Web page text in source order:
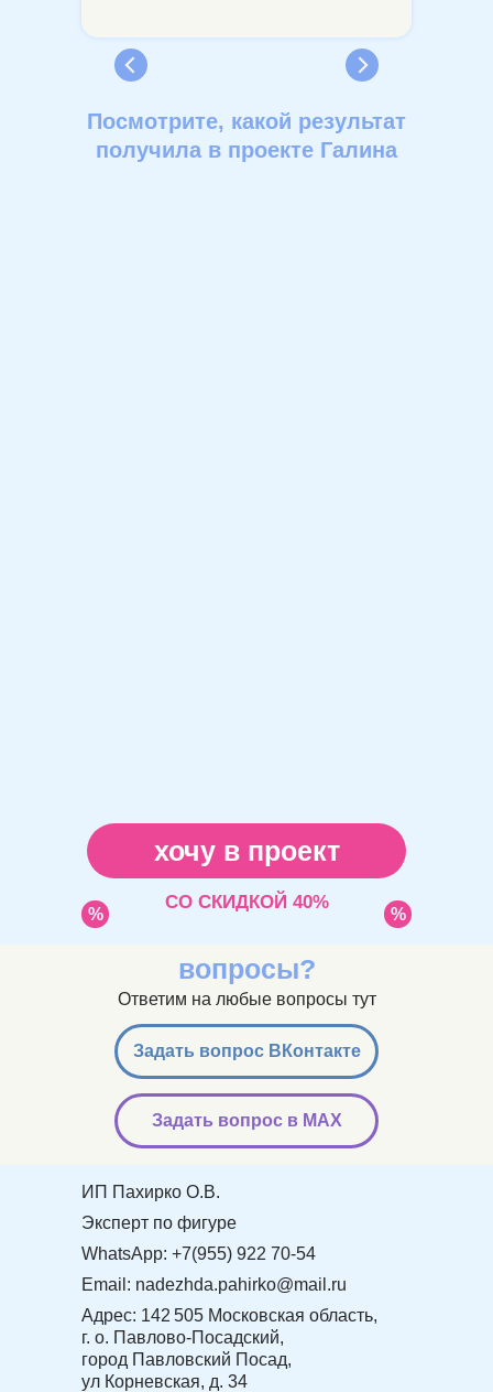
Посмотрите, какой результат
получила в проекте Галина
СО СКИДКОЙ 40%
хочу в проект
% %
вопросы?
Ответим на любые вопросы тут
Задать вопрос ВКонтакте
Задать вопрос в MAX
ИП Пахирко О.В.
Эксперт по фигуре
WhatsApp: +7(955) 922 70-54
Email: nadezhda.pahirko@mail.ru
Адрес: 142 505 Московская область,
г. о. Павлово-Посадский,
город Павловский Посад,
ул Корневская, д. 34